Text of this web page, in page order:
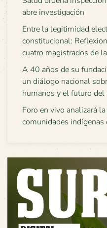
abre investigación
Entre la legitimidad
constitucional:
cuatro magistrados de
A 40 años de su
un diálogo nacional
humanos y el futuro
Foro en vivo analizará
comunidades indígenas